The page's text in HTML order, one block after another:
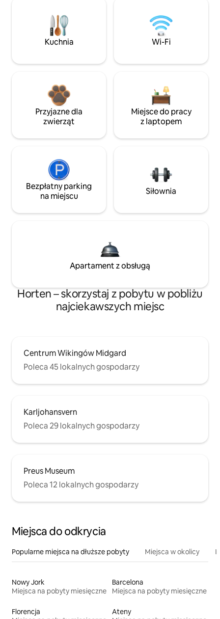
Kuchnia Wi-Fi
Przyjazne dla
zwierząt
Miejsce do pracy
z laptopem
Bezpłatny parking
na miejscu
Siłownia
Apartament z obsługą
Horten – skorzystaj z pobytu w pobliżu
najciekawszych miejsc
Centrum Wikingów Midgard
Poleca 45 lokalnych gospodarzy
Karljohansvern
Poleca 29 lokalnych gospodarzy
Preus Museum
Poleca 12 lokalnych gospodarzy
Miejsca do odkrycia
Popularne miejsca na dłuższe pobyty Miejsca w okolicy
Nowy Jork
Miejsca na pobyty miesięczne
Barcelona
Miejsca na pobyty miesięczne
Florencja
Ateny